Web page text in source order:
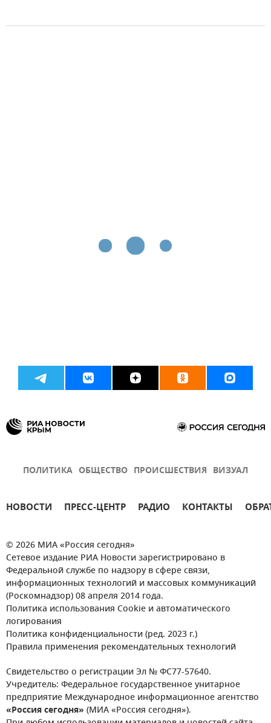
ПОЛИТИКА ОБЩЕСТВО ПРОИСШЕСТВИЯ ВИЗУАЛ
НОВОСТИ ПРЕСС-ЦЕНТР РАДИО КОНТАКТЫ
© 2026 МИА «Россия сегодня»
Сетевое издание РИА Новости зарегистрировано в
Федеральной службе по надзору в сфере связи,
информационных технологий и массовых коммуникаций
(Роскомнадзор) 08 апреля 2014 года.
Политика использования Cookie и автоматического
логирования
Политика конфиденциальности (ред. 2023 г.)
Правила применения рекомендательных технологий
Свидетельство о регистрации Эл № ФС77-57640.
Учредитель: Федеральное государственное унитарное
предприятие Международное информационное агентство
«Россия сегодня» (МИА «Россия сегодня»).